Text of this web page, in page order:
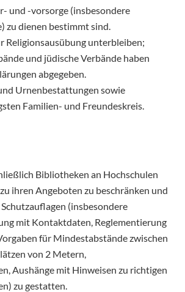
und -vorsorge (insbesondere
zu dienen bestimmt sind.
Religionsausübung unterbleiben;
und jüdische Verbände haben
abgegeben.
Urnenbestattungen sowie
Familien- und Freundeskreis.
Bibliotheken an Hochschulen
ihren Angeboten zu beschränken und
(insbesondere
mit Kontaktdaten, Reglementierung
für Mindestabstände zwischen
von 2 Metern,
Aushänge mit Hinweisen zu richtigen
zu gestatten.